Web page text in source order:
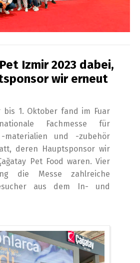
Izmir 2023 dabei,
wir erneut
bis 1. Oktober fand im Fuar
Fachmesse für
-materialien und -zubehör
deren Hauptsponsor wir
Pet Food waren. Vier
die Messe zahlreiche
aus dem In- und